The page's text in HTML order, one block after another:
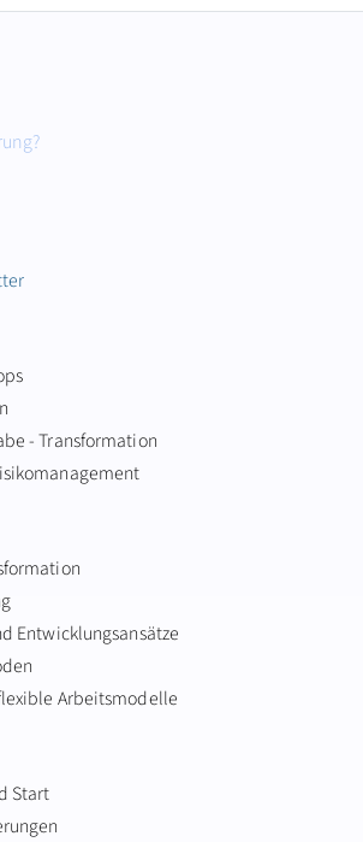
- Transformation
Entwicklungsansätze
Arbeitsmodelle
Start